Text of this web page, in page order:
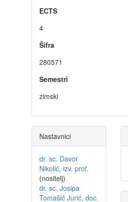
ECTS
4
Šifra
280571
Semestri
zimski
Nastavnici
dr. sc. Davor
Nikolić, izv. prof.
(nositelj)
dr. sc. Josipa
Tomašić Jurić, doc.